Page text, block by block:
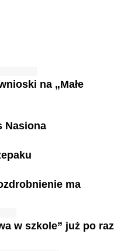
na „Małe
Nasiona
ma
w szkole” już po raz